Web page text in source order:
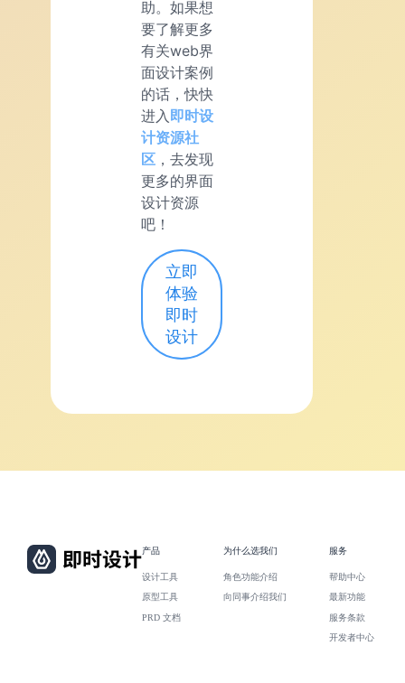
助。如果想
要了解更多
有关web界
面设计案例
的话，快快
进入 即时设
计资源社
区 ，去发现
更多的界面
设计资源
吧！
立即
体验
即时
设计
产品
设计工具
原型工具
PRD 文档
为什么选我们
角色功能介绍
向同事介绍我们
服务
帮助中心
最新功能
服务条款
开发者中心